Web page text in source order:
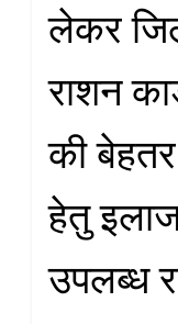
लेकर
राशन
की बेहतर
हेतु
उपलब्ध